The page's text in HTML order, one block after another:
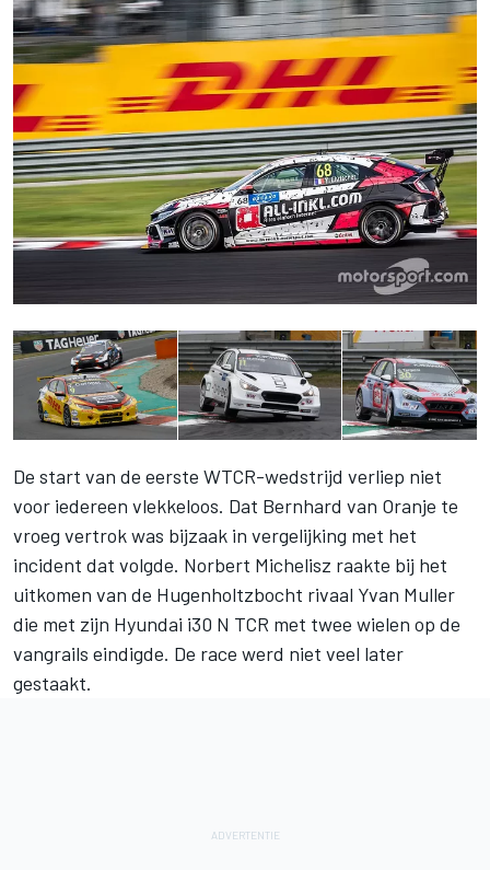
De start van de eerste WTCR-wedstrijd verliep niet
voor iedereen vlekkeloos. Dat Bernhard van Oranje te
vroeg vertrok was bijzaak in vergelijking met het
incident dat volgde. Norbert Michelisz raakte bij het
uitkomen van de Hugenholtzbocht rivaal Yvan Muller
die met zijn Hyundai i30 N TCR met twee wielen op de
vangrails eindigde. De race werd niet veel later
gestaakt.